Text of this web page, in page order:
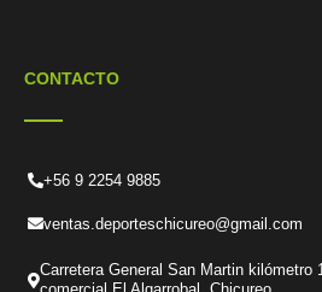
CONTACTO
+56 9 2254 9885
ventas.deporteschicureo@gmail.com
Carretera General San Martin kilómetro